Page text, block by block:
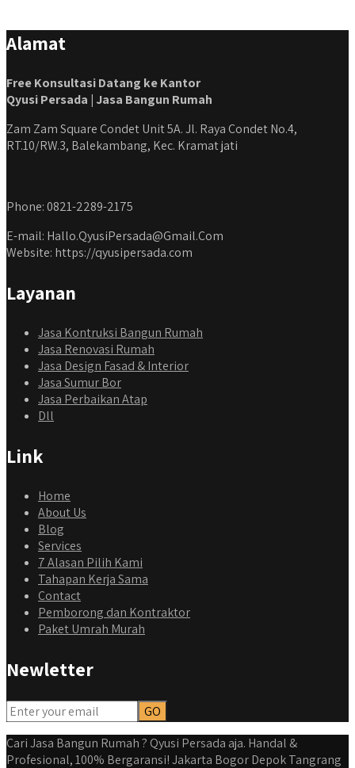
@qyusipersada
biasa jadi rumah mewah dengan budget 400an, kira kira
gimana ya hasilnya...
#jasabangunrumahjakarta #jasarenovasirumahjakarta
Alamat
Free Konsultasi Datang ke Kantor
Qyusi Persada | Jasa Bangun Rumah
Zam Zam Square Condet Unit 5A. Jl. Raya Condet No.4,
RT.10/RW.3, Balekambang, Kec. Kramat jati
Phone: 0821-2289-2175
E-mail: Hallo.QyusiPersada@Gmail.Com
Website: https://qyusipersada.com
Layanan
Jasa Kontruksi Bangun Rumah
Jasa Renovasi Rumah
Jasa Design Fasad & Interior
Jasa Sumur Bor
Jasa Perbaikan Atap
Dll
Link
Home
About Us
Blog
Services
7 Alasan Pilih Kami
Tahapan Kerja Sama
Contact
Pemborong dan Kontraktor
Paket Umrah Murah
Newletter
Cari Jasa Bangun Rumah ? Qyusi Persada aja. Handal &
Profesional, 100% Bergaransi! Jakarta Bogor Depok Tangrang